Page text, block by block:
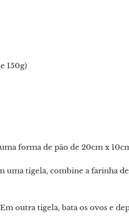
150g)
forma de pão de 20cm x
uma tigela, combine a farinha
outra tigela, bata os ovos e